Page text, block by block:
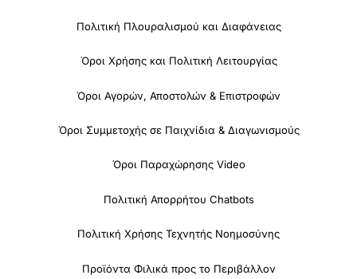
Πολιτική Πλουραλισμού και Διαφάνειας
Όροι Χρήσης και Πολιτική Λειτουργίας
Όροι Αγορών, Αποστολών & Επιστροφών
Όροι Συμμετοχής σε Παιχνίδια & Διαγωνισμούς
Όροι Παραχώρησης Video
Πολιτική Απορρήτου Chatbots
Πολιτική Χρήσης Τεχνητής Νοημοσύνης
Προϊόντα Φιλικά προς το Περιβάλλον